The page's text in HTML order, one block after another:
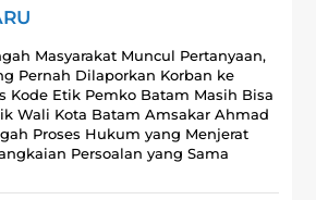
Masyarakat Muncul Pertanyaan,
Pernah Dilaporkan Korban ke
Kode Etik Pemko Batam Masih Bisa
Wali Kota Batam Amsakar Ahmad
Proses Hukum yang Menjerat
Persoalan yang Sama